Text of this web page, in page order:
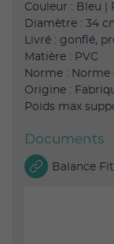
Couleur : Bleu |
Diamètre : 34
Livré : gonflé,
Matière : PVC
Norme : Norme
Origine :
Poids max
Documents
Balance